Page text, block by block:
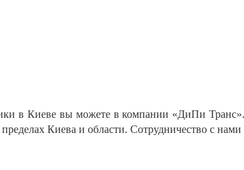
в Киеве вы можете в компании «ДиПи
Киева и области. Сотрудничество с